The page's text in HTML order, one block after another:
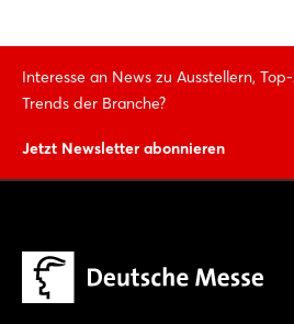
Interesse an News zu Ausstellern,
Trends der Branche?
Jetzt Newsletter abonnieren